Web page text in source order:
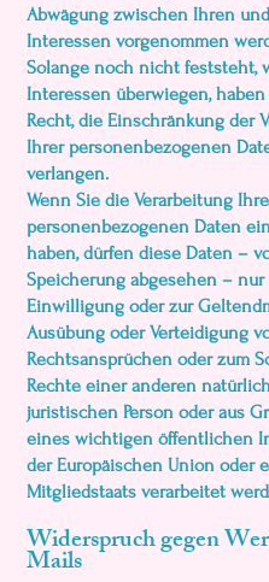
Abwägung zwischen Ihren
Interessen vorgenommen
Solange noch nicht feststeht,
Interessen überwiegen, haben
Recht, die Einschränkung der
Ihrer personenbezogenen
verlangen.
Wenn Sie die Verarbeitung
personenbezogenen Daten
haben, dürfen diese Daten –
Speicherung abgesehen –
Einwilligung oder zur
Ausübung oder Verteidigung
Rechtsansprüchen oder zum
Rechte einer anderen
juristischen Person oder aus
eines wichtigen öffentlichen
der Europäischen Union oder
Mitgliedstaats verarbeitet
Widerspruch gegen
Mails